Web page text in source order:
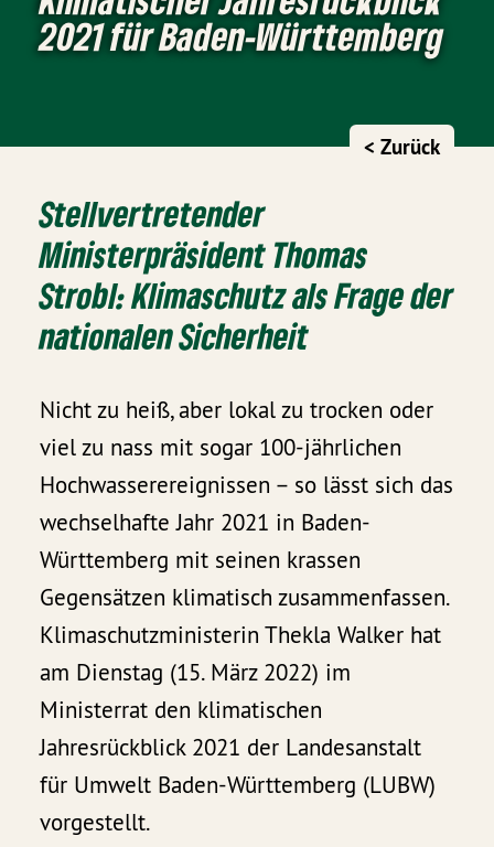
2021 für Baden-Württemberg
< Zurück
Stellvertretender
Ministerpräsident Thomas
Strobl: Klimaschutz als Frage der
nationalen Sicherheit
Nicht zu heiß, aber lokal zu trocken oder
viel zu nass mit sogar 100-jährlichen
Hochwasserereignissen – so lässt sich das
wechselhafte Jahr 2021 in Baden-
Württemberg mit seinen krassen
Gegensätzen klimatisch zusammenfassen.
Klimaschutzministerin Thekla Walker hat
am Dienstag (15. März 2022) im
Ministerrat den klimatischen
Jahresrückblick 2021 der Landesanstalt
für Umwelt Baden-Württemberg (LUBW)
vorgestellt.